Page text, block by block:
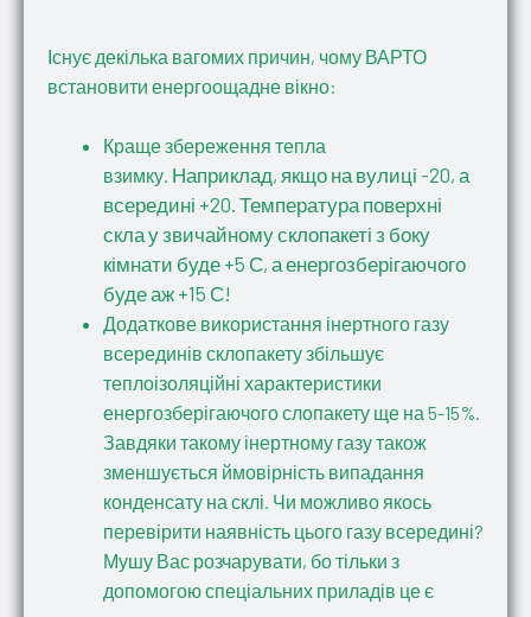
Існує декілька вагомих причин, чому ВАРТО
встановити енергоощадне вікно:
Краще збереження тепла
взимку. Наприклад, якщо на вулиці -20, а
всередині +20. Температура поверхні
скла у звичайному склопакеті з боку
кімнати буде +5 С, а енергозберігаючого
буде аж +15 С!
Додаткове використання інертного газу
всерединів склопакету збільшує
теплоізоляційні характеристики
енергозберігаючого слопакету ще на 5-15%.
Завдяки такому інертному газу також
зменшується ймовірність випадання
конденсату на склі. Чи можливо якось
перевірити наявність цього газу всередині?
Мушу Вас розчарувати, бо тільки з
допомогою спеціальних приладів це є